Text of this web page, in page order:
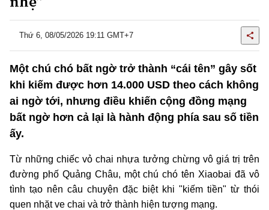
Thứ 6, 08/05/2026 19:11 GMT+7
Một chú chó bất ngờ trở thành “cái tên” gây sốt
khi kiếm được hơn 14.000 USD theo cách không
ai ngờ tới, nhưng điều khiến cộng đồng mạng
bất ngờ hơn cả lại là hành động phía sau số tiền
ấy.
Từ những chiếc vỏ chai nhựa tưởng chừng vô giá trị trên
đường phố Quảng Châu, một chú chó tên Xiaobai đã vô
tình tạo nên câu chuyện đặc biệt khi "kiếm tiền" từ thói
quen nhặt ve chai và trở thành hiện tượng mạng.